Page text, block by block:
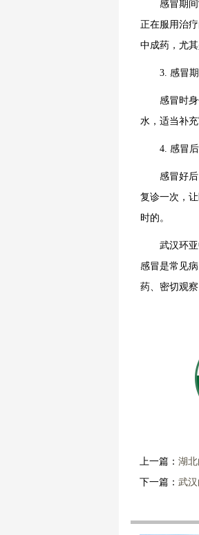
感冒期间常
正在服用治
中成药，尤
3. 感冒期
感冒时身体
水，适当补
4. 感冒后
感冒好后，
复诊一次，
时的。
武汉环亚中
感冒是常见
药、密切观
上一篇： 湖
下一篇： 武